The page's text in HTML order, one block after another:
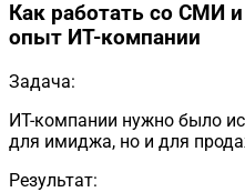
Как работать со СМИ
опыт ИТ-компании
Задача:
ИТ-компании нужно было
для имиджа, но и для
Результат: